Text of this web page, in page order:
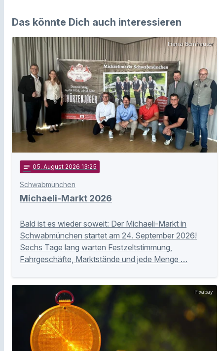
Das könnte Dich auch interessieren
Franzi Bernhauser
notes 05. August 2026 13:25
Schwabmünchen
Michaeli-Markt 2026
Bald ist es wieder soweit: Der Michaeli-Markt in
Schwabmünchen startet am 24. September 2026!
Sechs Tage lang warten Festzeltstimmung,
Fahrgeschäfte, Marktstände und jede Menge …
Pixabay